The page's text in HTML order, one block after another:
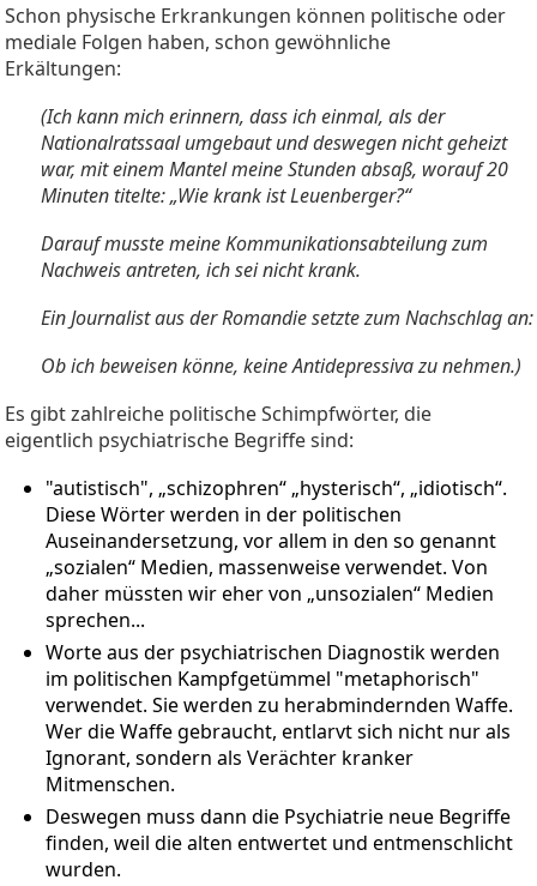
Schon physische Erkrankungen können politische oder
mediale Folgen haben, schon gewöhnliche
Erkältungen:
(Ich kann mich erinnern, dass ich einmal, als der
Nationalratssaal umgebaut und deswegen nicht geheizt
war, mit einem Mantel meine Stunden absaß, worauf 20
Minuten titelte: „Wie krank ist Leuenberger?“
Darauf musste meine Kommunikationsabteilung zum
Nachweis antreten, ich sei nicht krank.
Ein Journalist aus der Romandie setzte zum Nachschlag an:
Ob ich beweisen könne, keine Antidepressiva zu nehmen.)
Es gibt zahlreiche politische Schimpfwörter, die
eigentlich psychiatrische Begriffe sind:
"autistisch", „schizophren“ „hysterisch“, „idiotisch“.
Diese Wörter werden in der politischen
Auseinandersetzung, vor allem in den so genannt
„sozialen“ Medien, massenweise verwendet. Von
daher müssten wir eher von „unsozialen“ Medien
sprechen...
Worte aus der psychiatrischen Diagnostik werden
im politischen Kampfgetümmel "metaphorisch"
verwendet. Sie werden zu herabmindernden Waffe.
Wer die Waffe gebraucht, entlarvt sich nicht nur als
Ignorant, sondern als Verächter kranker
Mitmenschen.
Deswegen muss dann die Psychiatrie neue Begriffe
finden, weil die alten entwertet und entmenschlicht
wurden.